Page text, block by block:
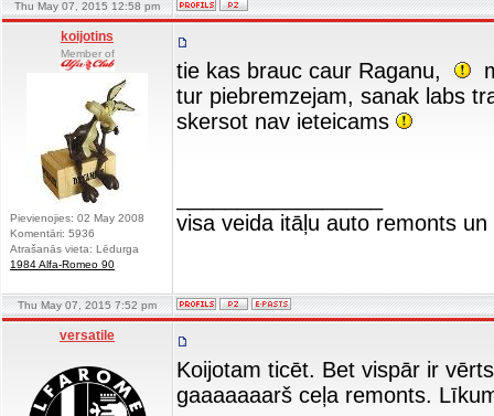
Thu May 07, 2015 12:58 pm
koijotins
Member of
Pievienojies: 02 May 2008
Komentāri: 5936
Atrašanās vieta: Lēdurga
1984 Alfa-Romeo 90
tie kas brauc caur Raganu,
tur piebremzejam, sanak labs
skersot nav ieteicams
visa veida itāļu auto remonts
Thu May 07, 2015 7:52 pm
versatile
Koijotam ticēt. Bet vispār ir
gaaaaaaarš ceļa remonts.